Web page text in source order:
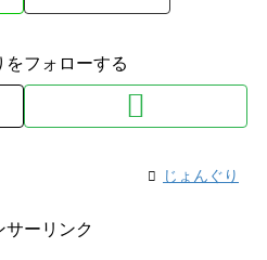
をフォローする
じょんぐり
サーリンク